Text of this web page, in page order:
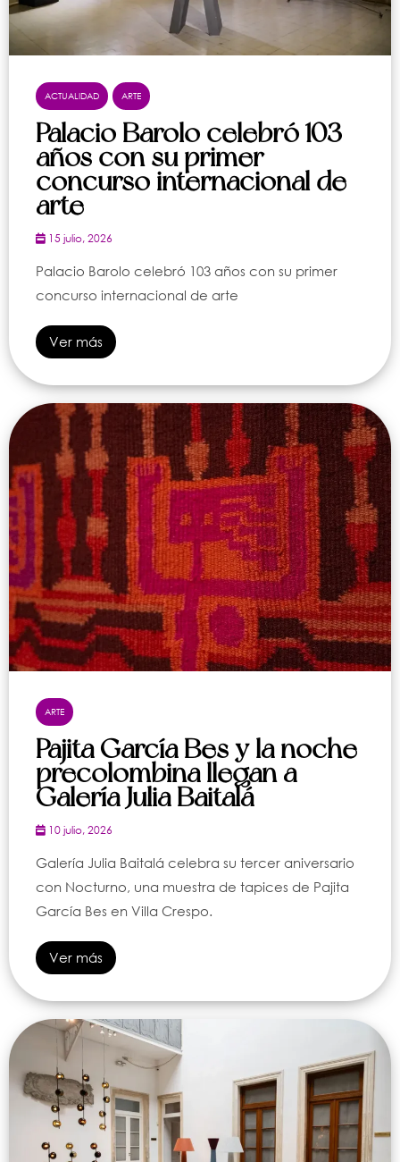
ACTUALIDAD ARTE
Palacio Barolo celebró 103
años con su primer
concurso internacional de
arte
15 julio, 2026
Palacio Barolo celebró 103 años con su primer
concurso internacional de arte
Ver más
ARTE
Pajita García Bes y la noche
precolombina llegan a
Galería Julia Baitalá
10 julio, 2026
Galería Julia Baitalá celebra su tercer aniversario
con Nocturno, una muestra de tapices de Pajita
García Bes en Villa Crespo.
Ver más